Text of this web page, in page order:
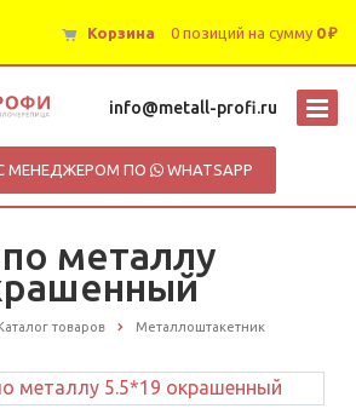
Корзина 0 позиций на сумму 0 ₽
info@metall-profi.ru
МЕНЕДЖЕРОМ ПО WHATSAPP
металлу
товаров Металлоштакетник